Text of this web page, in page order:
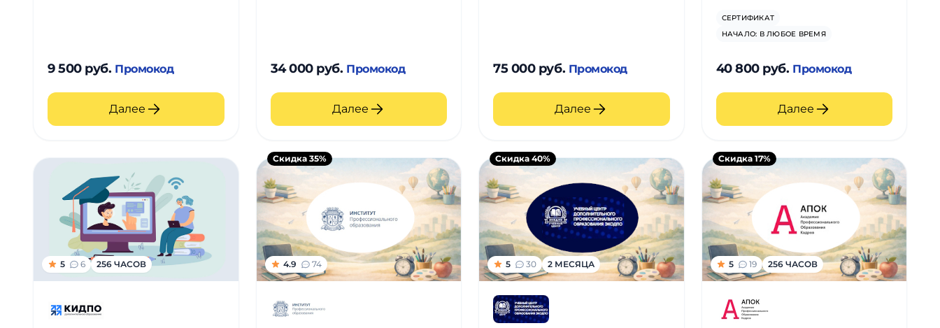
9 500 руб. Промокод
Далее
34 000 руб. Промокод
Далее
75 000 руб. Промокод
Далее
СЕРТИФИКАТ
НАЧАЛО: В ЛЮБОЕ ВРЕМЯ
40 800 руб. Промокод
Далее
5 6 256 ЧАСОВ 4.9 74
Скидка 35%
5 30 2 МЕСЯЦА
Скидка 40%
5 19 256 ЧАСОВ
Скидка 17%